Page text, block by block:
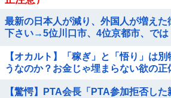
最新の日本人が減り、外国人が増え
下さい→5位川口市、4位京都市、では
【オカルト】「稼ぎ」と「悟り」は
うなのか？お金じゃ埋まらない欲の正
【驚愕】PTA会長「PTA参加拒否し